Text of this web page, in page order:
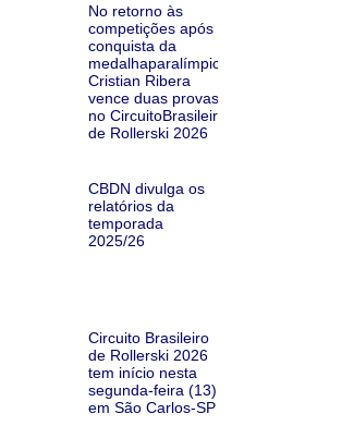
No retorno às
competições após a
conquista da
medalhaparalímpica,
Cristian Ribera
vence duas provas
no CircuitoBrasileiro
de Rollerski 2026
CBDN divulga os
relatórios da
temporada
2025/26
Circuito Brasileiro
de Rollerski 2026
tem início nesta
segunda-feira (13)
em São Carlos-SP